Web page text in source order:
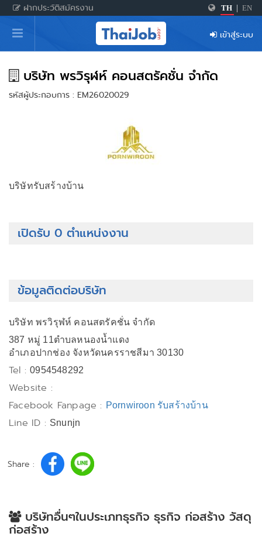
ฝากประวัติสมัครงาน TH EN
หน้าหลัก
ผู้สมัครงาน: เข้าสู่ระบบ
ฝากประวัติสมัครงาน
เกร็ดความรู้
สำหรับผู้ประกอบการ
เข้าสู่ระบบ
บริษัท พรวิรุฬห์ คอนสตรัคชั่น จำกัด
รหัสผู้ประกอบการ : EM26020029
บริษัทรับสร้างบ้าน
เปิดรับ 0 ตำแหน่งงาน
ข้อมูลติดต่อบริษัท
บริษัท พรวิรุฬห์ คอนสตรัคชั่น จำกัด
387 หมู่ 11ตำบลหนองน้ำแดง
อำเภอปากช่อง จังหวัดนครราชสีมา 30130
Tel :0954548292
Website :
Facebook Fanpage : Pornwiroon รับสร้างบ้าน
Line ID : Snunjn
Share :
บริษัทอื่นๆในประเภทธุรกิจ ธุรกิจ ก่อสร้าง วัสดุ
ก่อสร้าง